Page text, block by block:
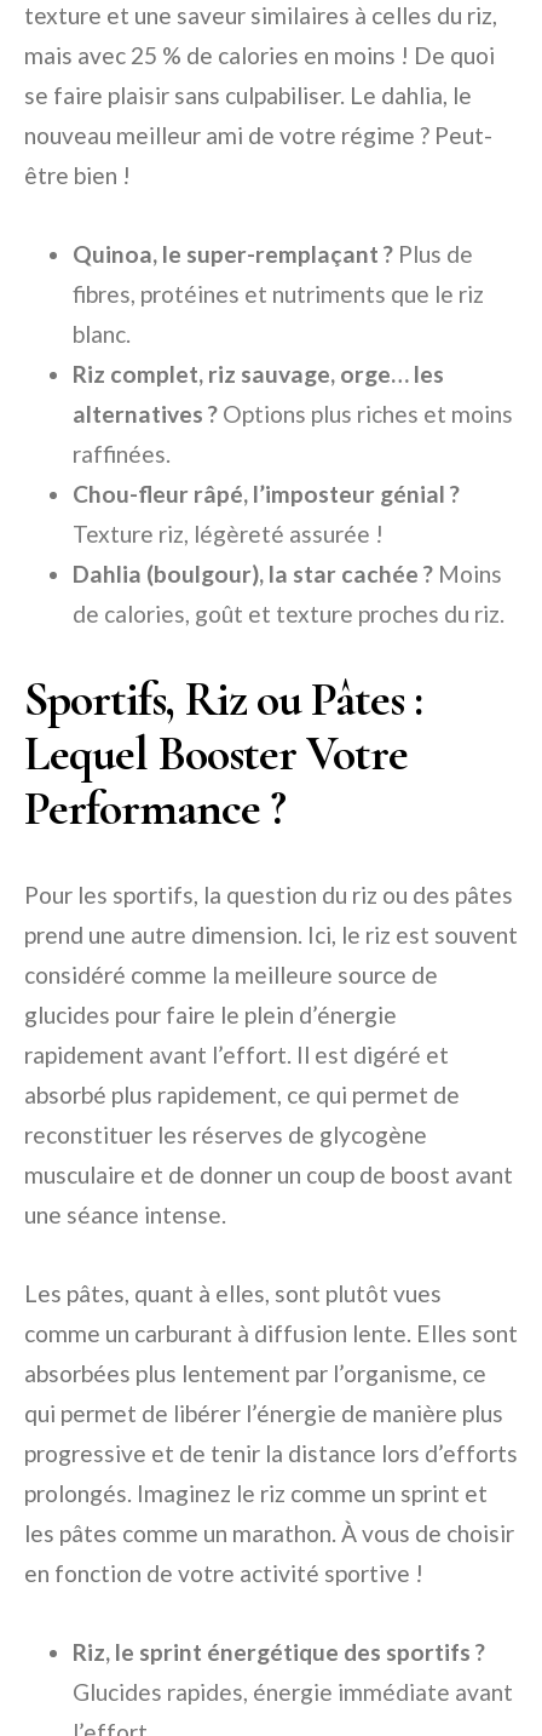
texture et une saveur similaires à celles du riz,
mais avec 25 % de calories en moins ! De quoi
se faire plaisir sans culpabiliser. Le dahlia, le
nouveau meilleur ami de votre régime ? Peut-
être bien !
Quinoa, le super-remplaçant ? Plus de
fibres, protéines et nutriments que le riz
blanc.
Riz complet, riz sauvage, orge… les
alternatives ? Options plus riches et moins
raffinées.
Chou-fleur râpé, l’imposteur génial ?
Texture riz, légèreté assurée !
Dahlia (boulgour), la star cachée ? Moins
de calories, goût et texture proches du riz.
Sportifs, Riz ou Pâtes :
Lequel Booster Votre
Performance ?
Pour les sportifs, la question du riz ou des pâtes
prend une autre dimension. Ici, le riz est souvent
considéré comme la meilleure source de
glucides pour faire le plein d’énergie
rapidement avant l’effort. Il est digéré et
absorbé plus rapidement, ce qui permet de
reconstituer les réserves de glycogène
musculaire et de donner un coup de boost avant
une séance intense.
Les pâtes, quant à elles, sont plutôt vues
comme un carburant à diffusion lente. Elles sont
absorbées plus lentement par l’organisme, ce
qui permet de libérer l’énergie de manière plus
progressive et de tenir la distance lors d’efforts
prolongés. Imaginez le riz comme un sprint et
les pâtes comme un marathon. À vous de choisir
en fonction de votre activité sportive !
Riz, le sprint énergétique des sportifs ?
Glucides rapides, énergie immédiate avant